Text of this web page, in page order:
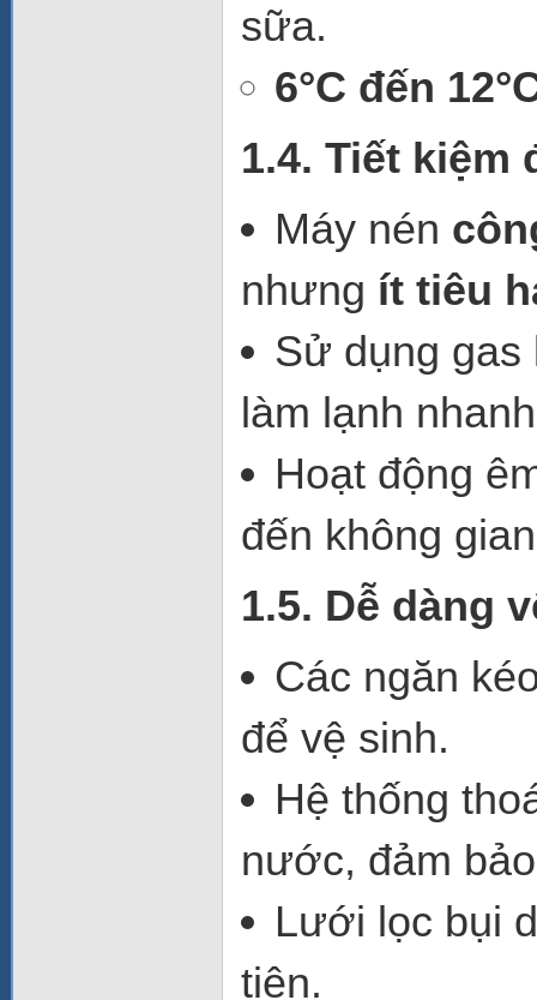
sữa.
6°C đến
1.4. Tiết kiệm
Máy nén
nhưng ít tiêu
Sử dụng
làm lạnh
Hoạt động
đến không
1.5. Dễ dàng
Các ngăn
để vệ sinh.
Hệ thống
nước, đảm
Lưới lọc bụi
tiện.